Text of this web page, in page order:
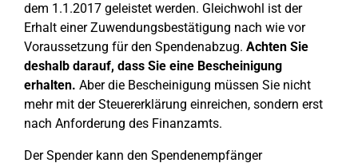
dem 1.1.2017 geleistet werden. Gleichwohl ist der
Erhalt einer Zuwendungsbestätigung nach wie vor
Voraussetzung für den Spendenabzug. Achten Sie
deshalb darauf, dass Sie eine Bescheinigung
erhalten. Aber die Bescheinigung müssen Sie nicht
mehr mit der Steuererklärung einreichen, sondern erst
nach Anforderung des Finanzamts.
Der Spender kann den Spendenempfänger